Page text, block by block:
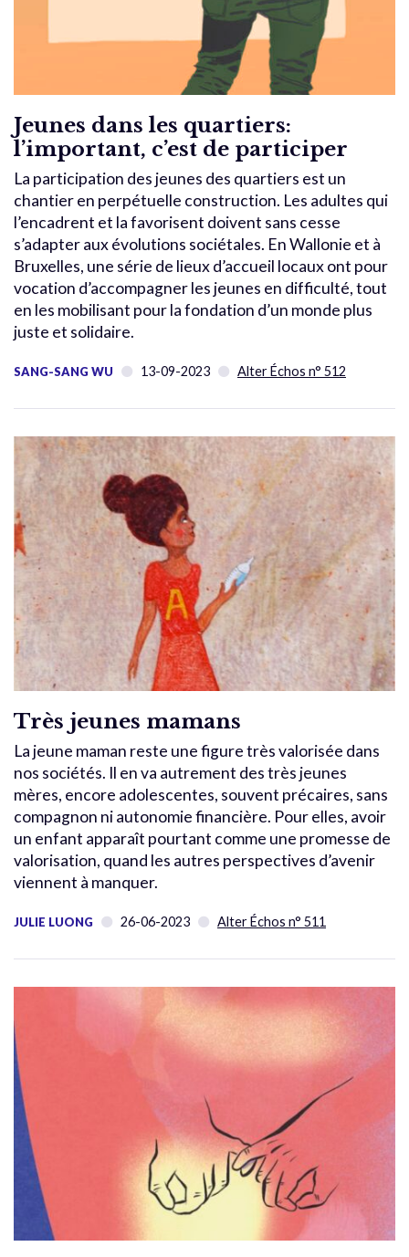
Jeunes dans les quartiers:
l’important, c’est de participer
La participation des jeunes des quartiers est un
chantier en perpétuelle construction. Les adultes qui
l’encadrent et la favorisent doivent sans cesse
s’adapter aux évolutions sociétales. En Wallonie et à
Bruxelles, une série de lieux d’accueil locaux ont pour
vocation d’accompagner les jeunes en difficulté, tout
en les mobilisant pour la fondation d’un monde plus
juste et solidaire.
SANG-SANG WU 13-09-2023 Alter Échos n° 512
Très jeunes mamans
La jeune maman reste une figure très valorisée dans
nos sociétés. Il en va autrement des très jeunes
mères, encore adolescentes, souvent précaires, sans
compagnon ni autonomie financière. Pour elles, avoir
un enfant apparaît pourtant comme une promesse de
valorisation, quand les autres perspectives d’avenir
viennent à manquer.
JULIE LUONG 26-06-2023 Alter Échos n° 511